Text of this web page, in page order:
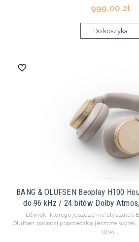
999,00 zł
Do koszyka
BANG & OLUFSEN Beoplay H100
do 96 kHz / 24 bitów Dolby
Dźwięk, którego jeszcze nie słyszałeś
Olufsen podnosi poprzeczkę jeszcze
dźwi...